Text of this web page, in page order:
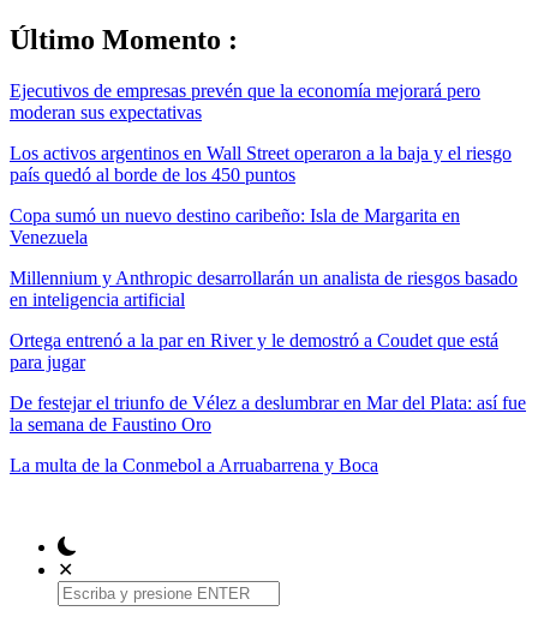
Último Momento :
Ejecutivos de empresas prevén que la economía mejorará pero
moderan sus expectativas
Los activos argentinos en Wall Street operaron a la baja y el riesgo
país quedó al borde de los 450 puntos
Copa sumó un nuevo destino caribeño: Isla de Margarita en
Venezuela
Millennium y Anthropic desarrollarán un analista de riesgos basado
en inteligencia artificial
Ortega entrenó a la par en River y le demostró a Coudet que está
para jugar
De festejar el triunfo de Vélez a deslumbrar en Mar del Plata: así fue
la semana de Faustino Oro
La multa de la Conmebol a Arruabarrena y Boca
✕